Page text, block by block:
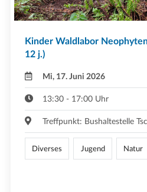
Kinder Waldlabor
12 j.)
Mi, 17. Juni 2026
13:30 - 17:00 Uhr
Treffpunkt: Bushaltestelle
Diverses Jugend Natur